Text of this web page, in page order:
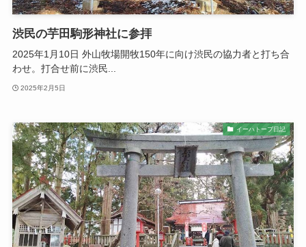
渋民の芋田駒形神社に参拝
2025年1月10日 外山牧場開牧150年に向け渋民の協力者と打ち合
わせ。打合せ前に渋民...
2025年2月5日
イーハトーブ日記